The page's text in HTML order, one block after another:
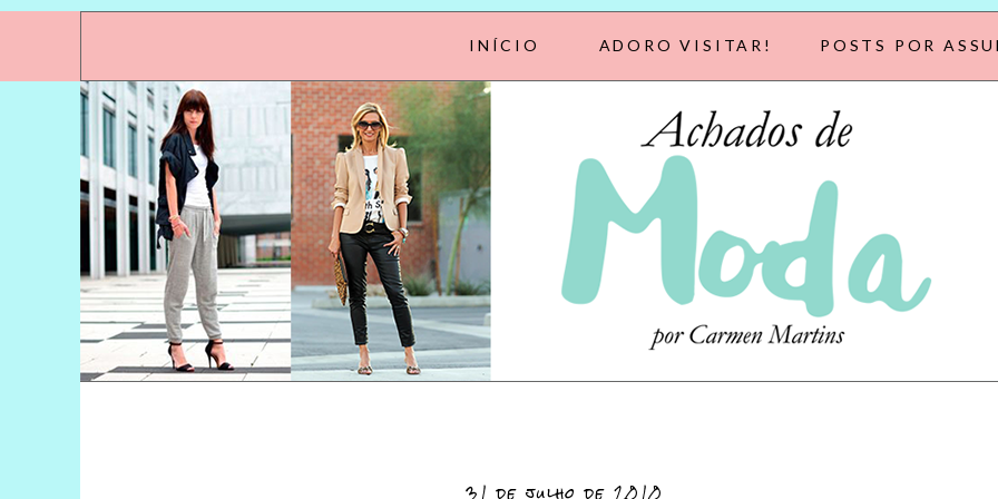
INÍCIO ADORO VISITAR! POSTS POR